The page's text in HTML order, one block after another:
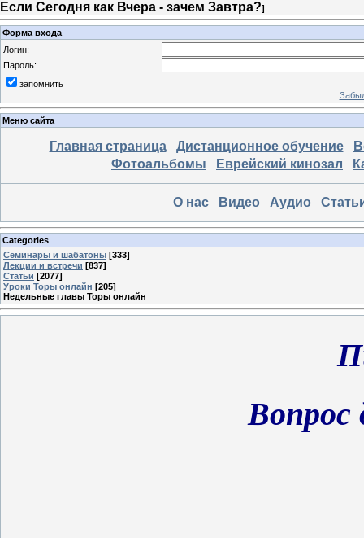
Если Сегодня как Вчера - зачем Завтра?]
Форма входа
Логин:
Пароль:
запомнить
Меню сайта
Главная страница Дистанционное обучение
Фотоальбомы
Еврейский кинозал
О нас Видео Аудио
Categories
Семинары и шабатоны [333]
Лекции и встречи [837]
Статьи [2077]
Уроки Торы онлайн [205]
Недельные главы Торы онлайн
Вопрос